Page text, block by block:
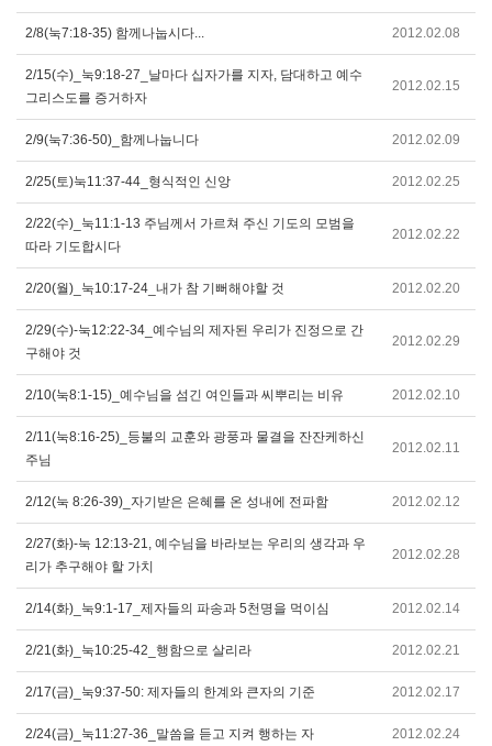
2/8(눅7:18-35) 함께나눕시다... 2012.02.08
2/15(수)_눅9:18-27_날마다 십자가를 지자, 담대하고 예수
그리스도를 증거하자
2012.02.15
2/9(눅7:36-50)_함께나눕니다 2012.02.09
2/25(토)눅11:37-44_형식적인 신앙 2012.02.25
2/22(수)_눅11:1-13 주님께서 가르쳐 주신 기도의 모범을
따라 기도합시다
2012.02.22
2/20(월)_눅10:17-24_내가 참 기뻐해야할 것 2012.02.20
2/29(수)-눅12:22-34_예수님의 제자된 우리가 진정으로 간
구해야 것
2012.02.29
2/10(눅8:1-15)_예수님을 섬긴 여인들과 씨뿌리는 비유 2012.02.10
2/11(눅8:16-25)_등불의 교훈와 광풍과 물결을 잔잔케하신
주님
2012.02.11
2/12(눅 8:26-39)_자기받은 은혜를 온 성내에 전파함 2012.02.12
2/27(화)-눅 12:13-21, 예수님을 바라보는 우리의 생각과 우
리가 추구해야 할 가치
2012.02.28
2/14(화)_눅9:1-17_제자들의 파송과 5천명을 먹이심 2012.02.14
2/21(화)_눅10:25-42_행함으로 살리라 2012.02.21
2/17(금)_눅9:37-50: 제자들의 한계와 큰자의 기준 2012.02.17
2/24(금)_눅11:27-36_말씀을 듣고 지켜 행하는 자 2012.02.24